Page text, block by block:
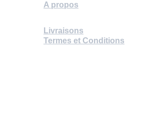
A propos
Livraisons
Termes et Conditions